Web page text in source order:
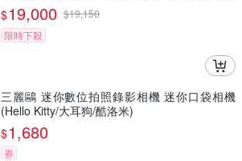
組
$19,000 $19,150
限時下殺
三麗鷗 迷你數位拍照錄影相機 迷你口袋相機
(Hello Kitty/大耳狗/酷洛米)
$1,680
券